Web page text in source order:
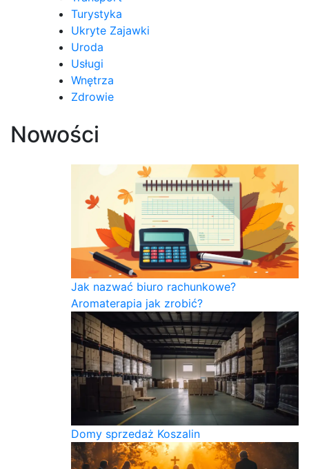
Turystyka
Ukryte Zajawki
Uroda
Usługi
Wnętrza
Zdrowie
Nowości
Jak nazwać biuro rachunkowe?
Aromaterapia jak zrobić?
Domy sprzedaż Koszalin